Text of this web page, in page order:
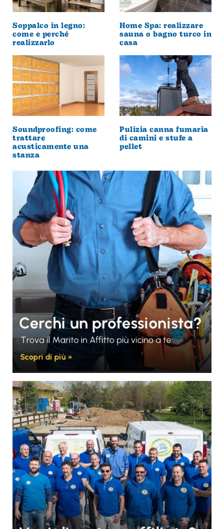
Soppalco in legno:
come e perché
realizzarlo
Home Spa: realizzare
sauna o bagno turco in
casa
Soundproofing: come
trattare
acusticamente una
stanza
Pulizia canna fumaria
di camini e stufe a
pellet